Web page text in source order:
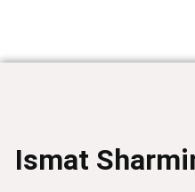
Ismat